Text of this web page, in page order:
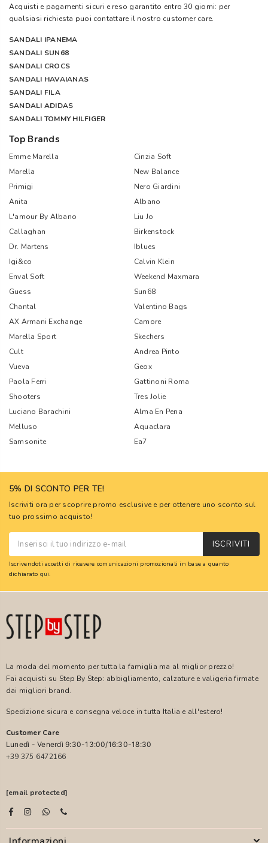
Acquisti e pagamenti sicuri e reso garantito entro 30 giorni: per
qualsiasi richiesta puoi contattare il nostro customer care.
SANDALI IPANEMA
SANDALI SUN68
SANDALI CROCS
SANDALI HAVAIANAS
SANDALI FILA
SANDALI ADIDAS
SANDALI TOMMY HILFIGER
Top Brands
Emme Marella
Cinzia Soft
Marella
New Balance
Primigi
Nero Giardini
Anita
Albano
L'amour By Albano
Liu Jo
Callaghan
Birkenstock
Dr. Martens
Iblues
Igi&co
Calvin Klein
Enval Soft
Weekend Maxmara
Guess
Sun68
Chantal
Valentino Bags
AX Armani Exchange
Camore
Marella Sport
Skechers
Cult
Andrea Pinto
Vueva
Geox
Paola Ferri
Gattinoni Roma
Shooters
Tres Jolie
Luciano Barachini
Alma En Pena
Melluso
Aquaclara
Samsonite
Ea7
5% DI SCONTO PER TE!
Iscriviti ora per scoprire promo esclusive e per ottenere uno sconto sul
tuo prossimo acquisto!
ISCRIVITI
Iscrivendoti accetti di ricevere comunicazioni promozionali in base a quanto
dichiarato qui.
La moda del momento per tutta la famiglia ma al miglior prezzo!
Fai acquisti su Step By Step: abbigliamento, calzature e valigeria firmate
dai migliori brand.
Spedizione sicura e consegna veloce in tutta Italia e all'estero!
Customer Care
Lunedì - Venerdì 9:30-13:00/16:30-18:30
+39 375 6472166
[email protected]